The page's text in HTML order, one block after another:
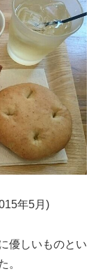
年5月)
優しいものとい
。